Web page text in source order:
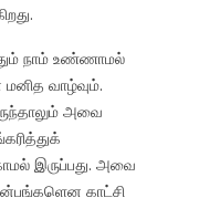
நாம் உண்ணாமல்
மனித வாழ்வும்.
அவை
இருப்பது. அவை
காட்சி